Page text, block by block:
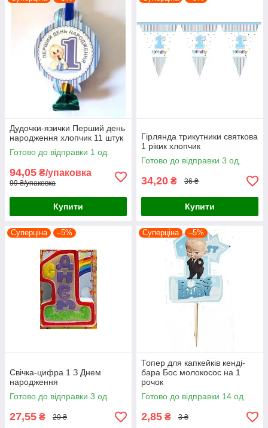
Дудочки-язички Перший день
народження хлопчик 11 штук
Готово до відправки 1 од.
94,05 ₴/упаковка
99 ₴/упаковка
Купити
Гірлянда трикутники святкова
1 рікик хлопчик
Готово до відправки 3 од.
34,20 ₴ 36 ₴
Купити
Суперціна –5%
Свічка-цифра 1 З Днем
народження
Готово до відправки 3 од.
27,55 ₴ 29 ₴
Суперціна –5%
Топер для капкейків кенді-
бара Бос молокосос на 1
рочок
Готово до відправки 14 од.
2,85 ₴ 3 ₴